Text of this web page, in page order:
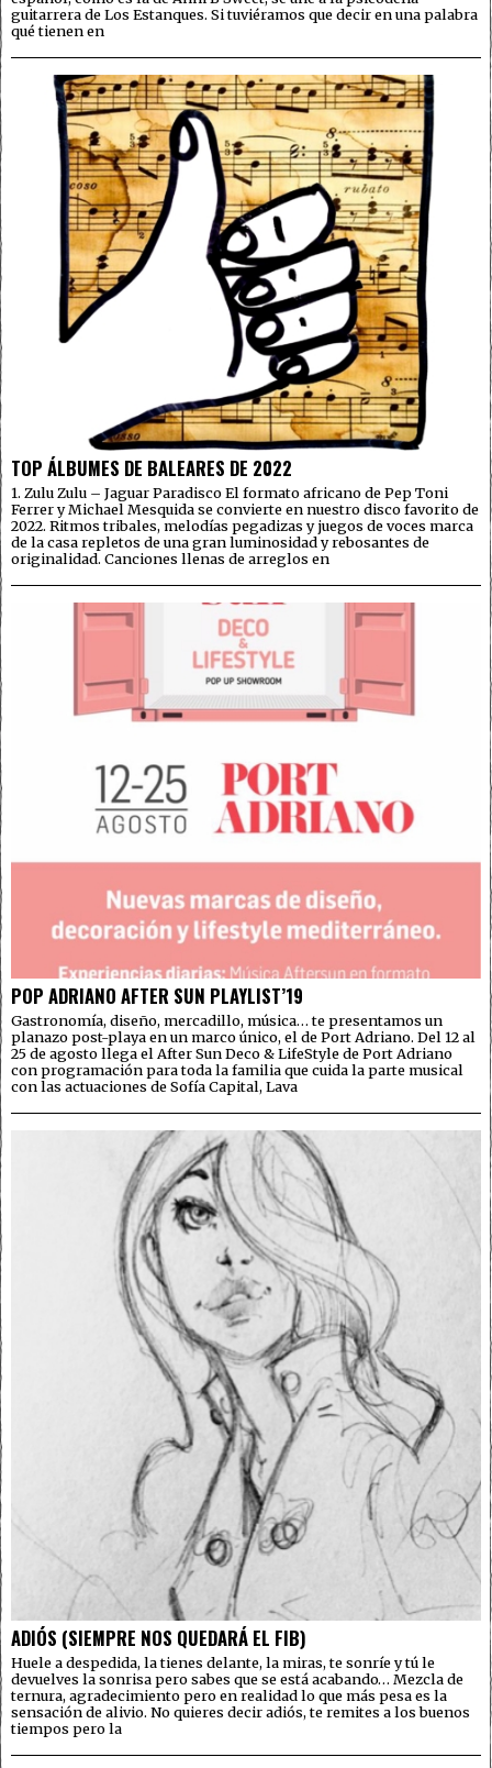
guitarrera de Los Estanques. Si tuviéramos que decir en una palabra
qué tienen en
TOP ÁLBUMES DE BALEARES DE 2022
1. Zulu Zulu – Jaguar Paradisco El formato africano de Pep Toni
Ferrer y Michael Mesquida se convierte en nuestro disco favorito de
2022. Ritmos tribales, melodías pegadizas y juegos de voces marca
de la casa repletos de una gran luminosidad y rebosantes de
originalidad. Canciones llenas de arreglos en
POP ADRIANO AFTER SUN PLAYLIST’19
Gastronomía, diseño, mercadillo, música… te presentamos un
planazo post-playa en un marco único, el de Port Adriano. Del 12 al
25 de agosto llega el After Sun Deco & LifeStyle de Port Adriano
con programación para toda la familia que cuida la parte musical
con las actuaciones de Sofía Capital, Lava
ADIÓS (SIEMPRE NOS QUEDARÁ EL FIB)
Huele a despedida, la tienes delante, la miras, te sonríe y tú le
devuelves la sonrisa pero sabes que se está acabando… Mezcla de
ternura, agradecimiento pero en realidad lo que más pesa es la
sensación de alivio. No quieres decir adiós, te remites a los buenos
tiempos pero la